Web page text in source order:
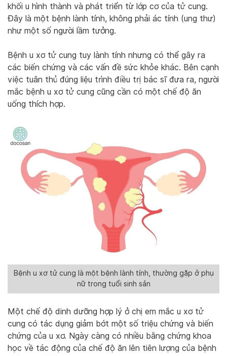
khối u hình thành và phát triển từ lớp cơ của tử cung.
Đây là một bệnh lành tính, không phải ác tính (ung thư)
như một số người lầm tưởng.
Bệnh u xơ tử cung tuy lành tính nhưng có thể gây ra
các biến chứng và các vấn đề sức khỏe khác. Bên cạnh
việc tuân thủ đúng liệu trình điều trị bác sĩ đưa ra, người
mắc bệnh u xơ tử cung cũng cần có một chế độ ăn
uống thích hợp.
Bệnh u xơ tử cung là một bệnh lành tính, thường gặp ở phụ
nữ trong tuổi sinh sản
Một chế độ dinh dưỡng hợp lý ở chị em mắc u xơ tử
cung có tác dụng giảm bớt một số triệu chứng và biến
chứng của u xơ. Ngày càng có nhiều bằng chứng khoa
học về tác động của chế độ ăn lên tiên lượng của bệnh